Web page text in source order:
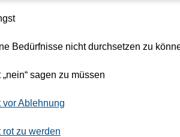
Bedürfnisse nicht durchsetzen zu
„nein“ sagen zu müssen
vor Ablehnung
rot zu werden